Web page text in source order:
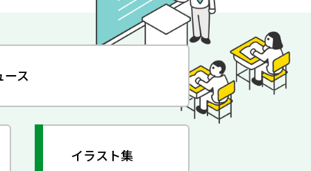
ース
イラスト集